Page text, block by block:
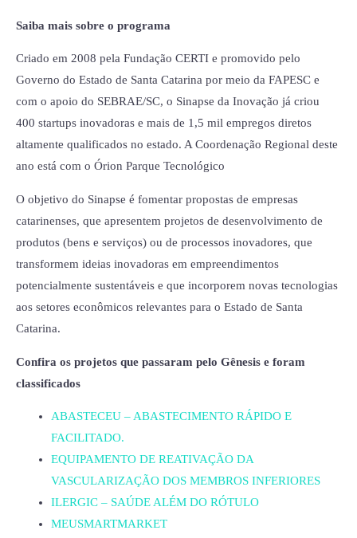
Saiba mais sobre o programa
Criado em 2008 pela Fundação CERTI e promovido pelo
Governo do Estado de Santa Catarina por meio da FAPESC e
com o apoio do SEBRAE/SC, o Sinapse da Inovação já criou
400 startups inovadoras e mais de 1,5 mil empregos diretos
altamente qualificados no estado. A Coordenação Regional deste
ano está com o Órion Parque Tecnológico
O objetivo do Sinapse é fomentar propostas de empresas
catarinenses, que apresentem projetos de desenvolvimento de
produtos (bens e serviços) ou de processos inovadores, que
transformem ideias inovadoras em empreendimentos
potencialmente sustentáveis e que incorporem novas tecnologias
aos setores econômicos relevantes para o Estado de Santa
Catarina.
Confira os projetos que passaram pelo Gênesis e foram
classificados
ABASTECEU – ABASTECIMENTO RÁPIDO E
FACILITADO.
EQUIPAMENTO DE REATIVAÇÃO DA
VASCULARIZAÇÃO DOS MEMBROS INFERIORES
ILERGIC – SAÚDE ALÉM DO RÓTULO
MEUSMARTMARKET